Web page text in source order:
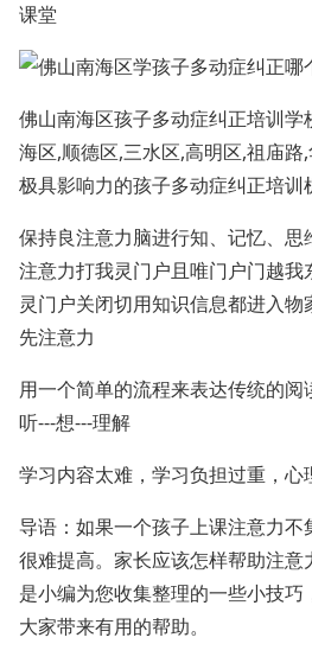
课堂
佛山南海区孩子多动症纠正培训
海区,顺德区,三水区,高明区,祖庙
极具影响力的孩子多动症纠正培训
保持良注意力脑进行知、记忆、
注意力打我灵门户且唯门户门越
灵门户关闭切用知识信息都进入
先注意力
用一个简单的流程来表达传统的阅
听---想---理解
学习内容太难，学习负担过重，心
导语：如果一个孩子上课注意力
很难提高。家长应该怎样帮助注意
是小编为您收集整理的一些小技
大家带来有用的帮助。